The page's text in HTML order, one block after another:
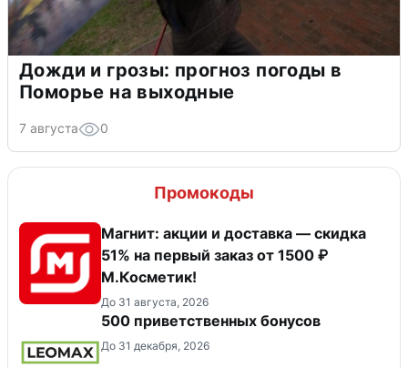
Дожди и грозы: прогноз погоды в
Поморье на выходные
7 августа 0
Промокоды
Магнит: акции и доставка — скидка
51% на первый заказ от 1500 ₽
М.Косметик!
До 31 августа, 2026
500 приветственных бонусов
До 31 декабря, 2026